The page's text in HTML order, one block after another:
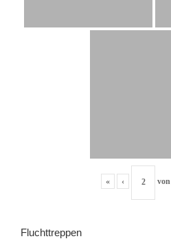
« ‹ von
Fluchttreppen